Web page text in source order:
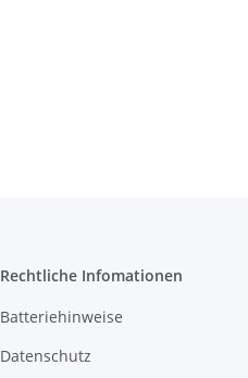
Rechtliche Infomationen
Batteriehinweise
Datenschutz